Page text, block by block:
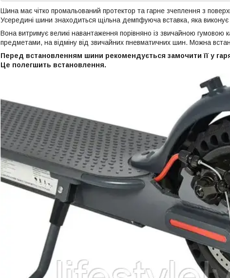
Шина має чітко промальований протектор та гарне зчеплення з
Усередині шини знаходиться щільна демпфуюча вставка, яка виконує
Вона витримує великі навантаження порівняно із звичайною
предметами, на відміну від звичайних пневматичних шин. Можна
Перед встановленням шини рекомендується замочити її у
Це полегшить встановлення.